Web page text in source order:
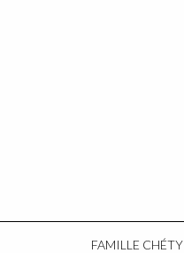
FAMILLE CHÉTY